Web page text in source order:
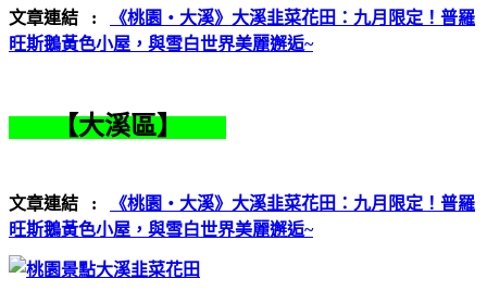
文章連結 :
《桃園‧大溪》大溪韭菜花田：九月限定！普羅
旺斯鵝黃色小屋，與雪白世界美麗邂逅~
【大溪區】
文章連結 :
《桃園‧大溪》大溪韭菜花田：九月限定！普羅
旺斯鵝黃色小屋，與雪白世界美麗邂逅~